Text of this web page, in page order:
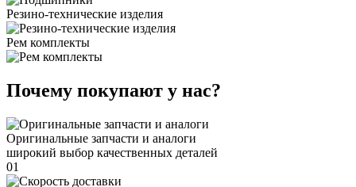
Резино-технические изделия
Рем комплекты
Почему покупают у нас?
Оригинальные запчасти и аналоги
широкий выбор качественных деталей
01